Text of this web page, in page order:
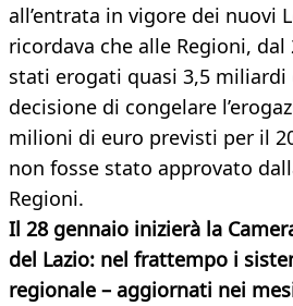
all’entrata in vigore dei nuovi
ricordava che alle Regioni, dal
stati erogati quasi 3,5 miliardi
decisione di congelare
milioni di euro previsti per il
non fosse stato approvato
Regioni.
Il 28 gennaio inizierà la
del Lazio: nel frattempo i
regionale – aggiornati nei